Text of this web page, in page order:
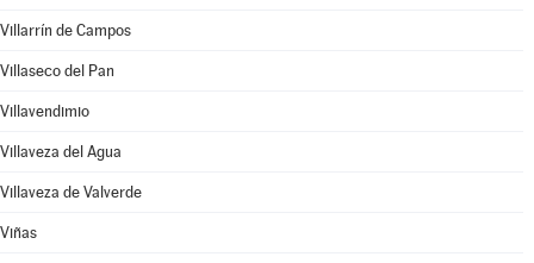
Villarrín de Campos
Villaseco del Pan
Villavendimio
Villaveza del Agua
Villaveza de Valverde
Viñas